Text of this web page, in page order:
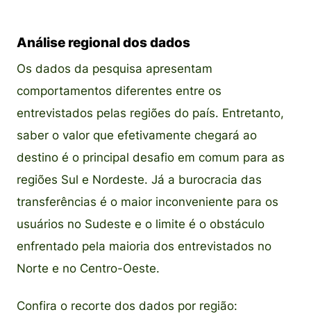
Análise regional dos dados
Os dados da pesquisa apresentam
comportamentos diferentes entre os
entrevistados pelas regiões do país. Entretanto,
saber o valor que efetivamente chegará ao
destino é o principal desafio em comum para as
regiões Sul e Nordeste. Já a burocracia das
transferências é o maior inconveniente para os
usuários no Sudeste e o limite é o obstáculo
enfrentado pela maioria dos entrevistados no
Norte e no Centro-Oeste.
Confira o recorte dos dados por região: